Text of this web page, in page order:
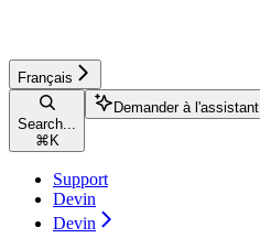
Français
Search...
⌘ K
Demander à l'assistant
Support
Devin
Devin